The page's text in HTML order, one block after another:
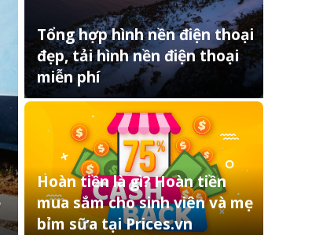
Tổng hợp hình nền điện thoại
đẹp, tải hình nền điện thoại
miễn phí
Hoàn tiền là gì? Hoàn tiền
mua sắm cho sinh viên và mẹ
bỉm sữa tại Prices.vn